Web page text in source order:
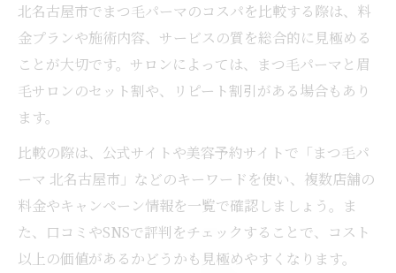
北名古屋市でまつ毛パーマのコスパを比較する際は、料
金プランや施術内容、サービスの質を総合的に見極める
ことが大切です。サロンによっては、まつ毛パーマと眉
毛サロンのセット割や、リピート割引がある場合もあり
ます。
比較の際は、公式サイトや美容予約サイトで「まつ毛パ
ーマ 北名古屋市」などのキーワードを使い、複数店舗の
料金やキャンペーン情報を一覧で確認しましょう。ま
た、口コミやSNSで評判をチェックすることで、コスト
以上の価値があるかどうかも見極めやすくなります。